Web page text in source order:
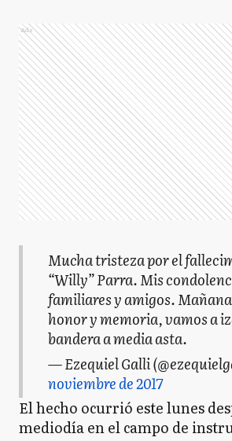
Ads
Mucha tristeza por el
“Willy” Parra. Mis
familiares y amigos.
honor y memoria, vamos a
bandera a media asta.
— Ezequiel Galli
noviembre de 2017
El hecho ocurrió este lunes
mediodía en el campo de